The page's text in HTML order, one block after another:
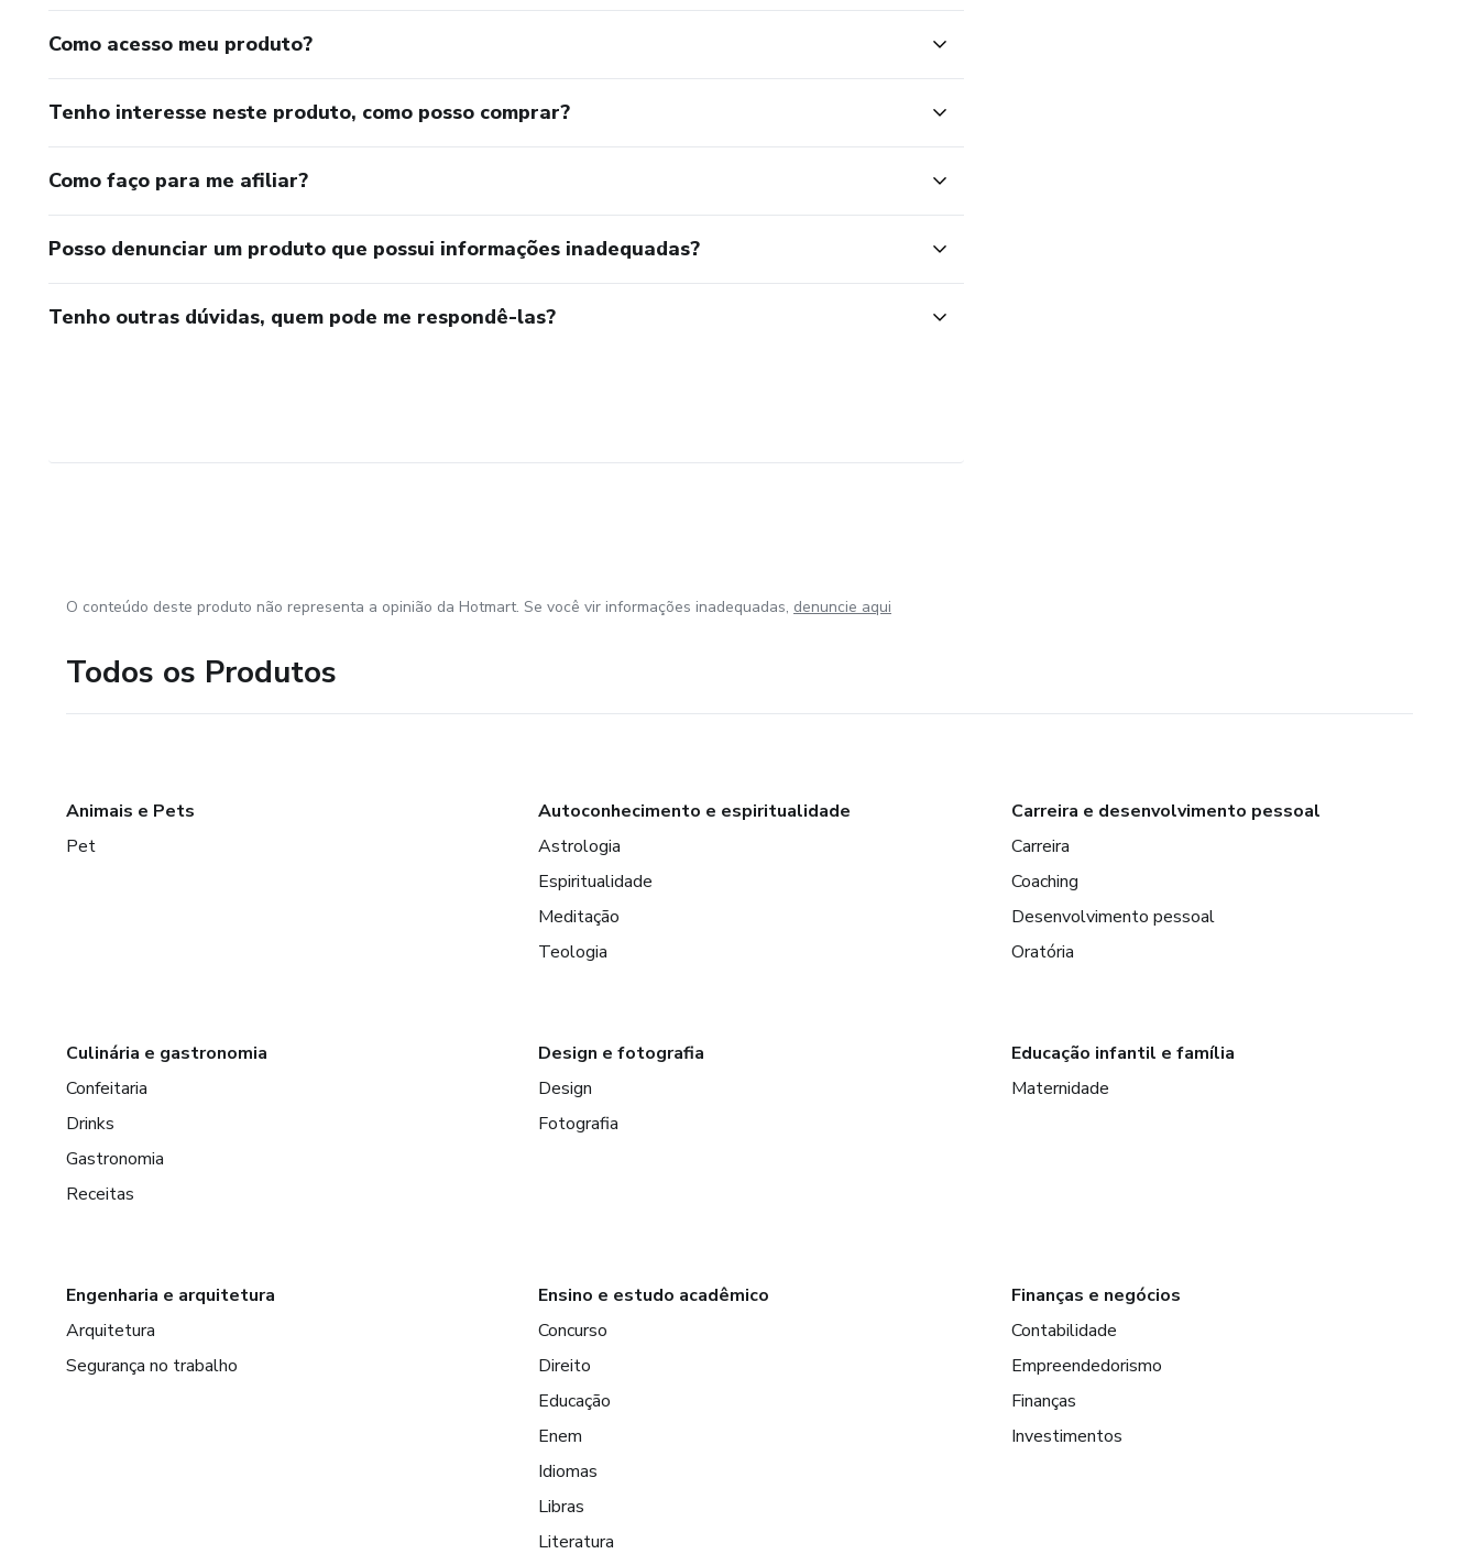
Como acesso meu produto?
Tenho interesse neste produto, como posso comprar?
Como faço para me afiliar?
Posso denunciar um produto que possui informações inadequadas?
Tenho outras dúvidas, quem pode me respondê-las?
O conteúdo deste produto não representa a opinião da Hotmart. Se você vir informações inadequadas, denuncie aqui
Todos os Produtos
Animais e Pets
Pet
Autoconhecimento e espiritualidade
Astrologia
Espiritualidade
Meditação
Teologia
Carreira e desenvolvimento pessoal
Carreira
Coaching
Desenvolvimento pessoal
Oratória
Culinária e gastronomia
Confeitaria
Drinks
Gastronomia
Receitas
Design e fotografia
Design
Fotografia
Educação infantil e família
Maternidade
Engenharia e arquitetura
Arquitetura
Segurança no trabalho
Ensino e estudo acadêmico
Concurso
Direito
Educação
Enem
Idiomas
Libras
Literatura
Finanças e negócios
Contabilidade
Empreendedorismo
Finanças
Investimentos